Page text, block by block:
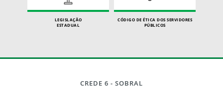
LEGISLAÇÃO
ESTADUAL
CÓDIGO DE ÉTICA DOS SERVIDORES
PÚBLICOS
CREDE 6 - SOBRAL